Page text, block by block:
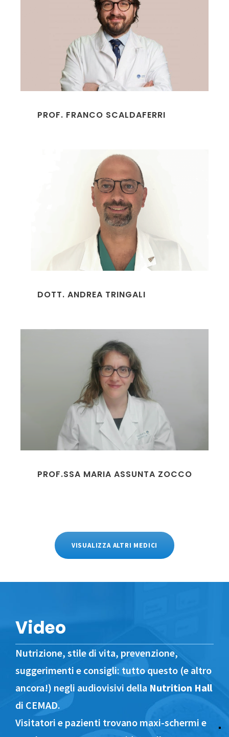
PROF. FRANCO SCALDAFERRI
DOTT. ANDREA TRINGALI
PROF.SSA MARIA ASSUNTA ZOCCO
VISUALIZZA ALTRI MEDICI
Video
Nutrizione, stile di vita, prevenzione,
suggerimenti e consigli: tutto questo (e altro
ancora!) negli audiovisivi della Nutrition Hall
di CEMAD.
Visitatori e pazienti trovano maxi-schermi e